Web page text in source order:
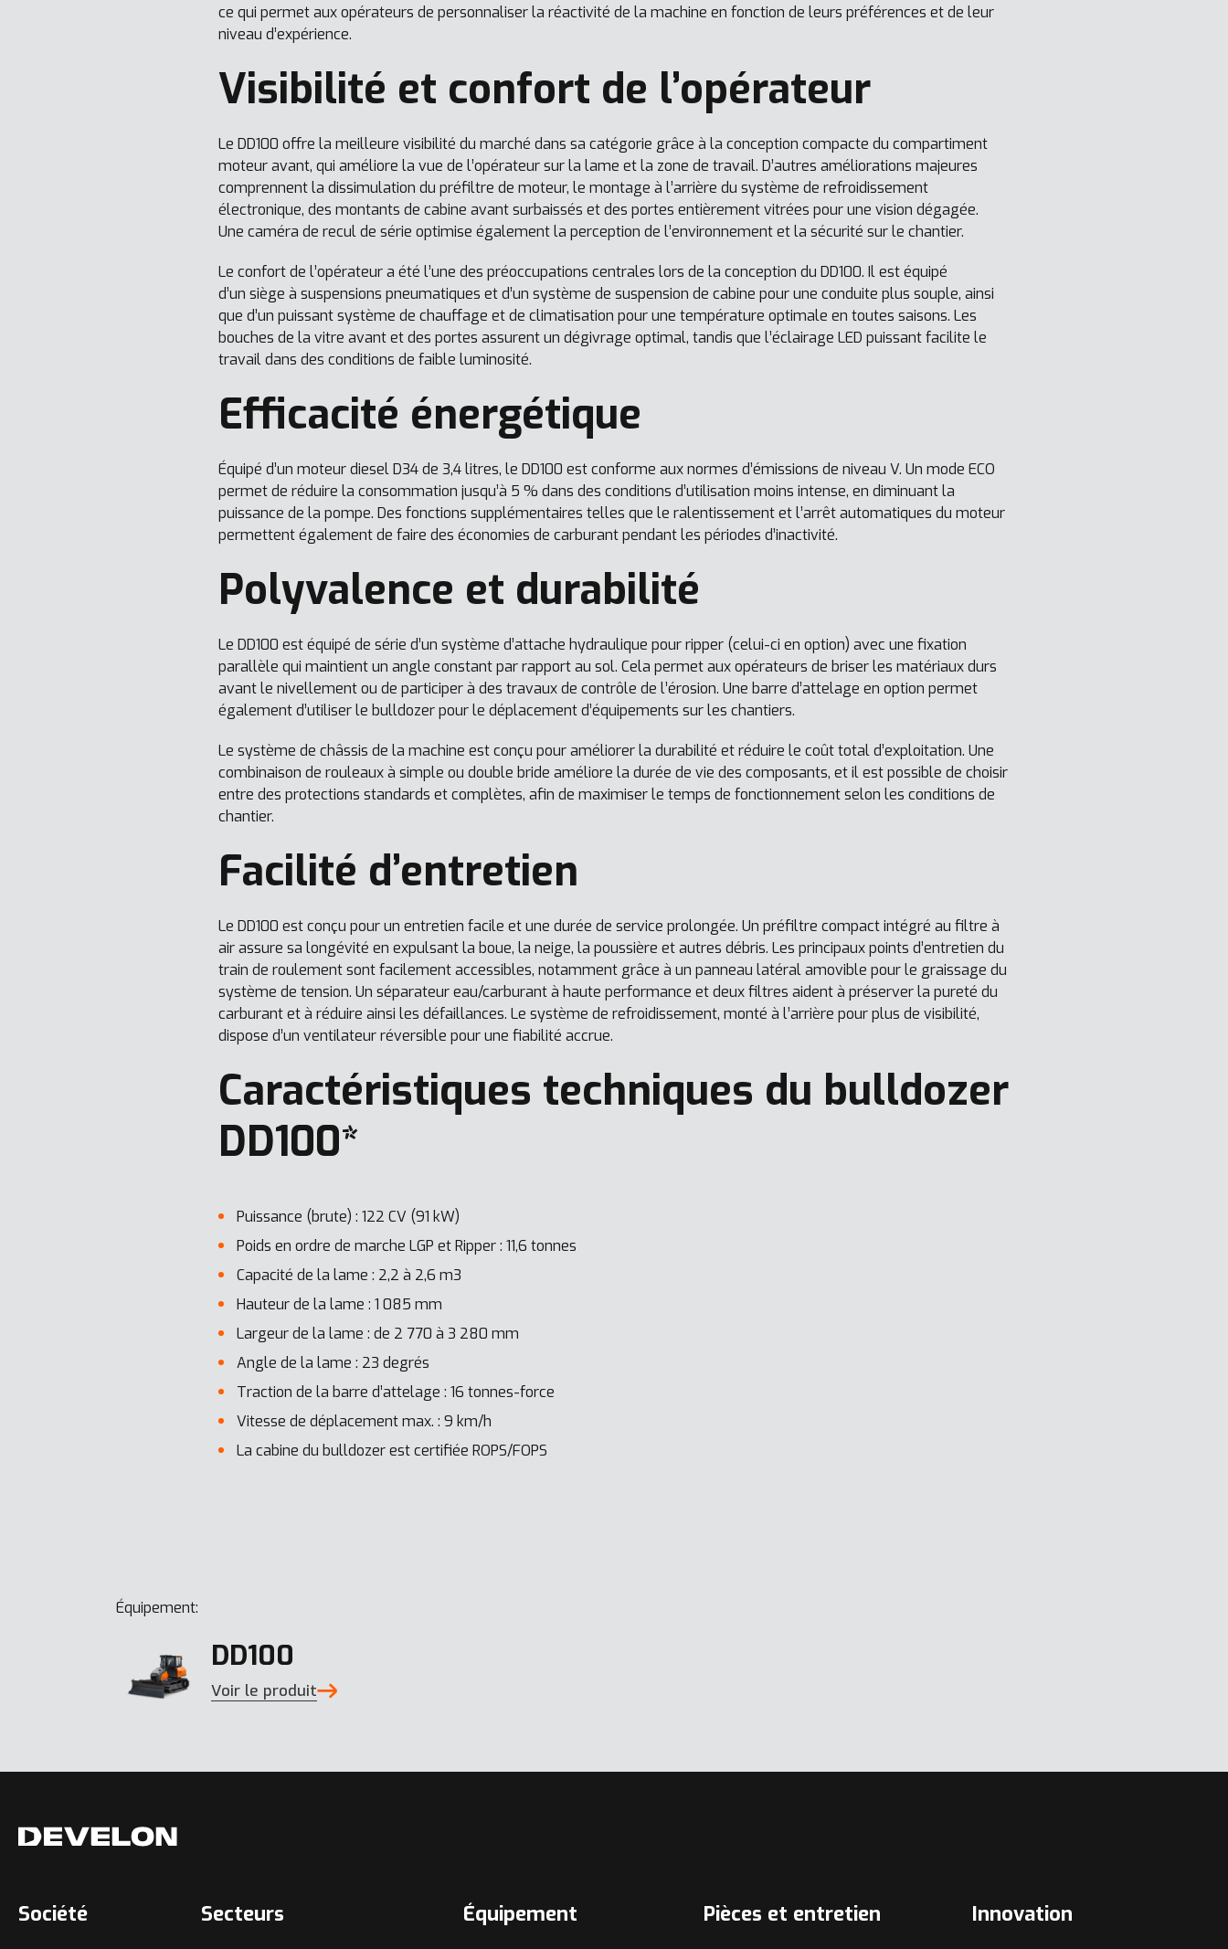
ce qui permet aux opérateurs de personnaliser la réactivité de la machine en fonction de leurs préférences et de leur
niveau d’expérience.
Visibilité et confort de l’opérateur
Le DD100 offre la meilleure visibilité du marché dans sa catégorie grâce à la conception compacte du compartiment
moteur avant, qui améliore la vue de l’opérateur sur la lame et la zone de travail. D’autres améliorations majeures
comprennent la dissimulation du préfiltre de moteur, le montage à l’arrière du système de refroidissement
électronique, des montants de cabine avant surbaissés et des portes entièrement vitrées pour une vision dégagée.
Une caméra de recul de série optimise également la perception de l’environnement et la sécurité sur le chantier.
Le confort de l’opérateur a été l’une des préoccupations centrales lors de la conception du DD100. Il est équipé
d’un siège à suspensions pneumatiques et d’un système de suspension de cabine pour une conduite plus souple, ainsi
que d’un puissant système de chauffage et de climatisation pour une température optimale en toutes saisons. Les
bouches de la vitre avant et des portes assurent un dégivrage optimal, tandis que l’éclairage LED puissant facilite le
travail dans des conditions de faible luminosité.
Efficacité énergétique
Équipé d’un moteur diesel D34 de 3,4 litres, le DD100 est conforme aux normes d’émissions de niveau V. Un mode ECO
permet de réduire la consommation jusqu’à 5 % dans des conditions d’utilisation moins intense, en diminuant la
puissance de la pompe. Des fonctions supplémentaires telles que le ralentissement et l’arrêt automatiques du moteur
permettent également de faire des économies de carburant pendant les périodes d’inactivité.
Polyvalence et durabilité
Le DD100 est équipé de série d’un système d’attache hydraulique pour ripper (celui-ci en option) avec une fixation
parallèle qui maintient un angle constant par rapport au sol. Cela permet aux opérateurs de briser les matériaux durs
avant le nivellement ou de participer à des travaux de contrôle de l’érosion. Une barre d’attelage en option permet
également d’utiliser le bulldozer pour le déplacement d’équipements sur les chantiers.
Le système de châssis de la machine est conçu pour améliorer la durabilité et réduire le coût total d’exploitation. Une
combinaison de rouleaux à simple ou double bride améliore la durée de vie des composants, et il est possible de choisir
entre des protections standards et complètes, afin de maximiser le temps de fonctionnement selon les conditions de
chantier.
Facilité d’entretien
Le DD100 est conçu pour un entretien facile et une durée de service prolongée. Un préfiltre compact intégré au filtre à
air assure sa longévité en expulsant la boue, la neige, la poussière et autres débris. Les principaux points d’entretien du
train de roulement sont facilement accessibles, notamment grâce à un panneau latéral amovible pour le graissage du
système de tension. Un séparateur eau/carburant à haute performance et deux filtres aident à préserver la pureté du
carburant et à réduire ainsi les défaillances. Le système de refroidissement, monté à l’arrière pour plus de visibilité,
dispose d’un ventilateur réversible pour une fiabilité accrue.
Caractéristiques techniques du bulldozer
DD100*
Puissance (brute) : 122 CV (91 kW)
Poids en ordre de marche LGP et Ripper : 11,6 tonnes
Capacité de la lame : 2,2 à 2,6 m3
Hauteur de la lame : 1 085 mm
Largeur de la lame : de 2 770 à 3 280 mm
Angle de la lame : 23 degrés
Traction de la barre d’attelage : 16 tonnes-force
Vitesse de déplacement max. : 9 km/h
La cabine du bulldozer est certifiée ROPS/FOPS
Équipement:
DD100
Voir le produit
Société Secteurs Équipement Pièces et entretien Innovation